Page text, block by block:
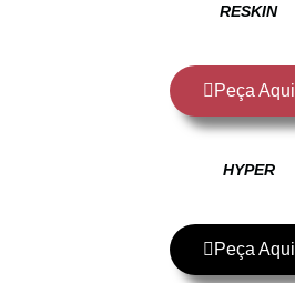
RESKIN
Peça Aqui
HYPER
Peça Aqui